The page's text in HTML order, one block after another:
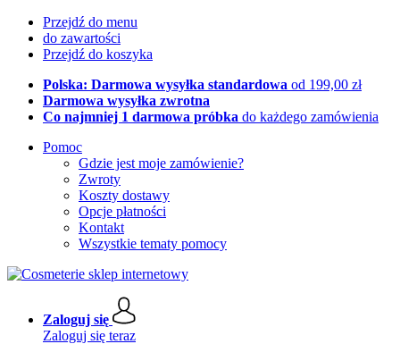
Przejdź do menu
do zawartości
Przejdź do koszyka
Polska: Darmowa wysyłka standardowa od 199,00 zł
Darmowa wysyłka zwrotna
Co najmniej 1 darmowa próbka do każdego zamówienia
Pomoc
Gdzie jest moje zamówienie?
Zwroty
Koszty dostawy
Opcje płatności
Kontakt
Wszystkie tematy pomocy
Zaloguj się
Zaloguj się teraz